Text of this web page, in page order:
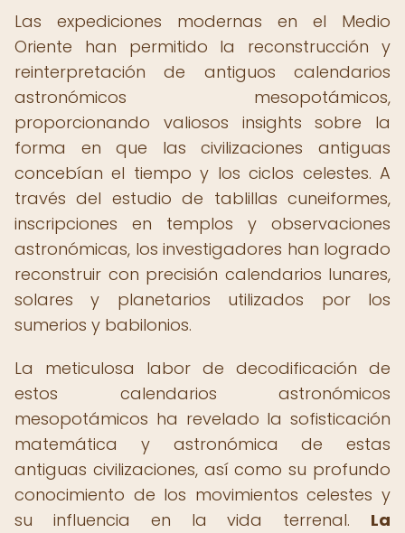
Las expediciones modernas en el Medio
Oriente han permitido la reconstrucción y
reinterpretación de antiguos calendarios
astronómicos mesopotámicos,
proporcionando valiosos insights sobre la
forma en que las civilizaciones antiguas
concebían el tiempo y los ciclos celestes. A
través del estudio de tablillas cuneiformes,
inscripciones en templos y observaciones
astronómicas, los investigadores han logrado
reconstruir con precisión calendarios lunares,
solares y planetarios utilizados por los
sumerios y babilonios.
La meticulosa labor de decodificación de
estos calendarios astronómicos
mesopotámicos ha revelado la sofisticación
matemática y astronómica de estas
antiguas civilizaciones, así como su profundo
conocimiento de los movimientos celestes y
su influencia en la vida terrenal. La